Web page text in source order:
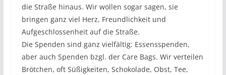
die Straße hinaus. Wir wollen sogar sagen, sie
bringen ganz viel Herz, Freundlichkeit und
Aufgeschlossenheit auf die Straße.
Die Spenden sind ganz vielfältig: Essensspenden,
aber auch Spenden bzgl. der Care Bags. Wir verteilen
Brötchen, oft Süßigkeiten, Schokolade, Obst, Tee,